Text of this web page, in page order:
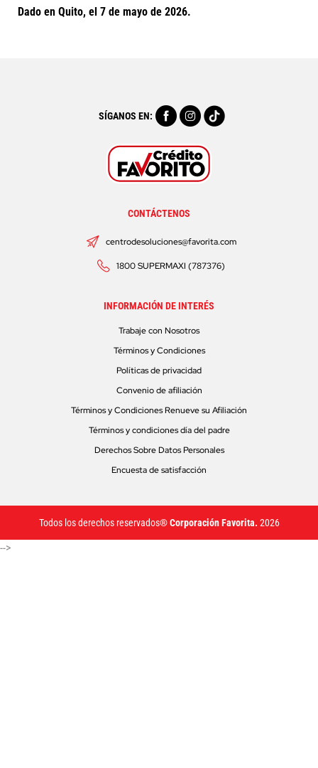
Dado en Quito, el 7 de mayo de 2026.
SÍGANOS EN:
CONTÁCTENOS
centrodesoluciones@favorita.com
1800 SUPERMAXI (787376)
INFORMACIÓN DE INTERÉS
Trabaje con Nosotros
Términos y Condiciones
Políticas de privacidad
Convenio de afiliación
Términos y Condiciones Renueve su Afiliación
Términos y condiciones día del padre
Derechos Sobre Datos Personales
Encuesta de satisfacción
Todos los derechos reservados®Corporación Favorita. 2026
-->